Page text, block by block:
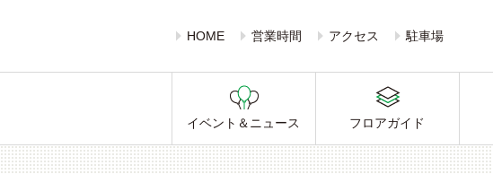
HOME 営業時間 アクセス
駐車場
イベント＆ニュース フロアガイド